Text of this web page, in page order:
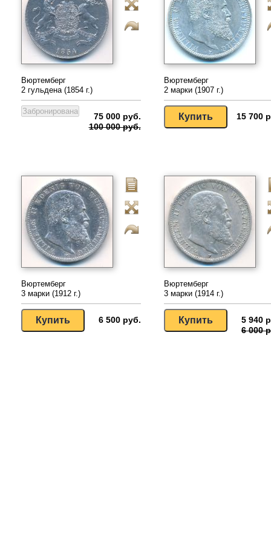
Вюртемберг
2 гульдена (1854 г.)
75 000 руб.
100 000 руб.
Вюртемберг
2 марки (1907 г.)
15 700
Вюртемберг
3 марки (1912 г.)
6 500 руб.
Вюртемберг
3 марки (1914 г.)
5 940
6 000